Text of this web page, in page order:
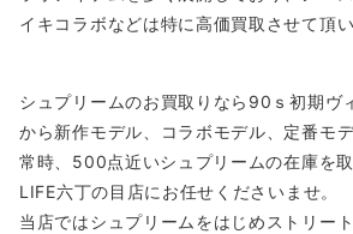
イキコラボなどは特に高価買取させて頂い
シュプリームのお買取りなら90ｓ初期ヴ
から新作モデル、コラボモデル、定番モ
常時、500点近いシュプリームの在庫を
LIFE六丁の目店にお任せくださいませ。
当店ではシュプリームをはじめストリー